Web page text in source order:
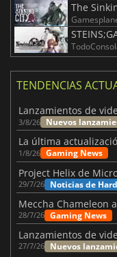
The
TENDENCIAS
3/8/26 Nuevos
1/8/26 Gaming News
Project Helix de
29/7/26 Noticias de
28/7/26 Gaming News
27/7/26 Nuevos